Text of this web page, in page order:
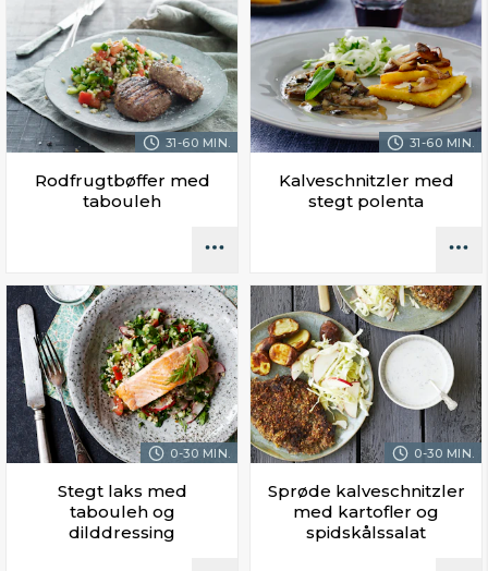
31-60 MIN.
Rodfrugtbøffer med
tabouleh
31-60 MIN.
Kalveschnitzler med
stegt polenta
0-30 MIN.
Stegt laks med
tabouleh og
dilddressing
0-30 MIN.
Sprøde kalveschnitzler
med kartofler og
spidskålssalat